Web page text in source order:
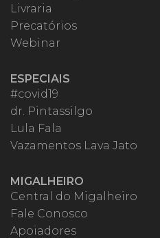
Livraria
Precatórios
Webinar
ESPECIAIS
#covid19
dr. Pintassilgo
Lula Fala
Vazamentos Lava Jato
MIGALHEIRO
Central do Migalheiro
Fale Conosco
Apoiadores